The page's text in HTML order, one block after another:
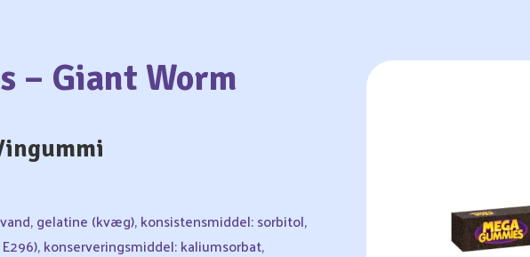
– Giant Worm
gelatine (kvæg), konsistensmiddel: sorbitol,
konserveringsmiddel: kaliumsorbat,